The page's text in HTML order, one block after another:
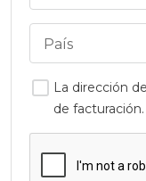
País
La dirección
de facturación.